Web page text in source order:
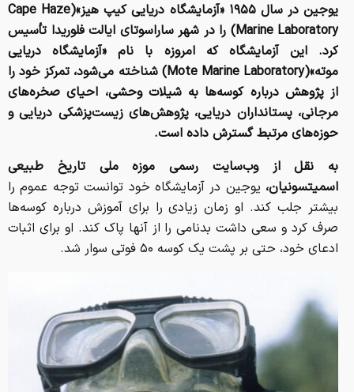
یوجین در سال ۱۹۵۵ «آزمایشگاه دریایی کیپ هیز»(Cape Haze
Marine Laboratory) را در شهر ساراسوتای ایالت فلوریدا تأسیس
کرد. این آزمایشگاه که امروزه با نام «آزمایشگاه دریایی
موته»(Mote Marine Laboratory) شناخته می‌شود، تمرکز خود را
از پژوهش درباره کوسه‌ها به شیلات وحشی، احیای صخره‌های
مرجانی، پستانداران دریایی، پژوهش‌های زیست‌پزشکی دریایی و
حوزه‌های مرتبط گسترش داده است.
به نقل از وب‌سایت رسمی موزه ملی تاریخ طبیعی
اسمیتسونیان، یوجین در آزمایشگاه خود توانست توجه عموم را
بیشتر جلب کند. او زمان زیادی را برای آموزش درباره کوسه‌ها
صرف کرد و سعی داشت بدنامی را از آنها پاک کند. او برای اثبات
ادعای خود، حتی بر پشت یک کوسه ۵۰ فوتی سوار شد.